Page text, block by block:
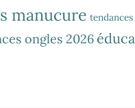
manucure
ongles 2026